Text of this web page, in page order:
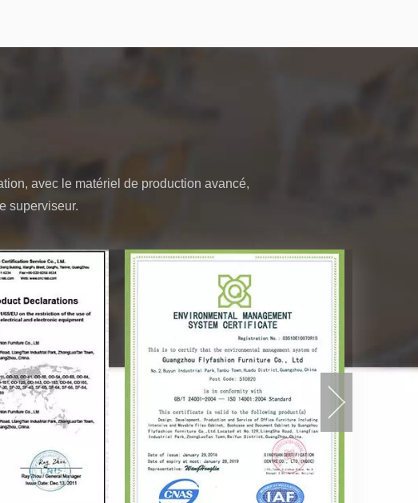
avec le matériel de production avancé,
superviseur.